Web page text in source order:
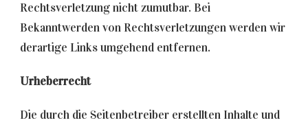
Rechtsverletzung nicht zumutbar. Bei
Bekanntwerden von Rechtsverletzungen werden wir
derartige Links umgehend entfernen.
Urheberrecht
Die durch die Seitenbetreiber erstellten Inhalte und